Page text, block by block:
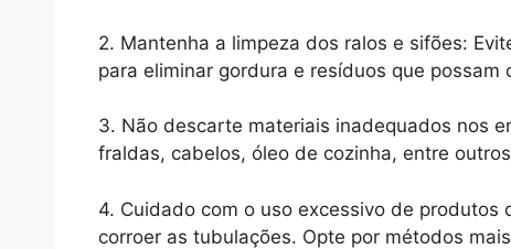
2. Mantenha a limpeza dos ralos e sifões:
para eliminar gordura e resíduos que possam
3. Não descarte materiais inadequados nos
fraldas, cabelos, óleo de cozinha, entre
4. Cuidado com o uso excessivo de
corroer as tubulações. Opte por métodos